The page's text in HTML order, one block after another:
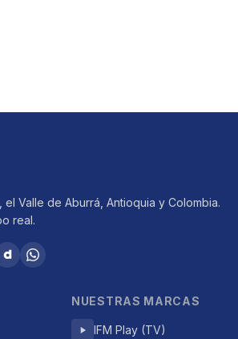
Valle de Aburrá, Antioquia y Colombia.
real.
NUESTRAS MARCAS
IFM Play (TV)